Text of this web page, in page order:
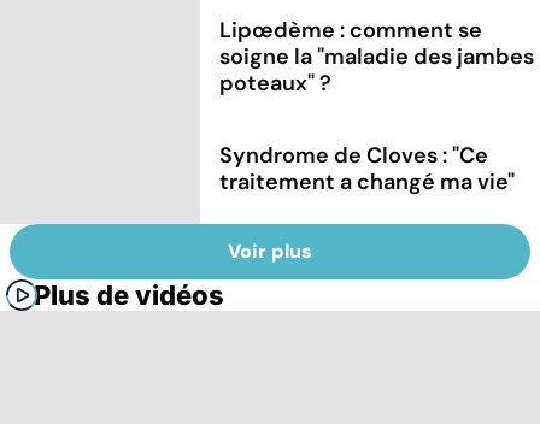
Lipœdème : comment se
soigne la "maladie des jambes
poteaux" ?
Syndrome de Cloves : "Ce
traitement a changé ma vie"
Voir plus
Plus de vidéos